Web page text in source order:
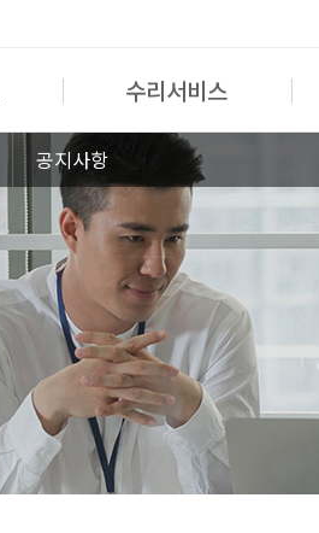
수리서비스
공지사항